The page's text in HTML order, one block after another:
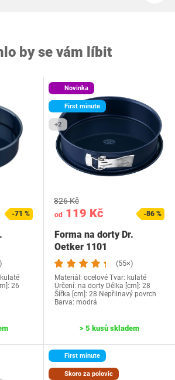
by se vám líbit
-71 %
26
Novinka
First minute
+2
od 119 Kč
826 Kč
-86 %
Forma na dorty Dr.
Oetker 1101
(55×)
Materiál: ocelové Tvar: kulaté
Určení: na dorty Délka [cm]: 28
Šířka [cm]: 28 Nepřilnavý povrch
Barva: modrá
> 5 kusů skladem
First minute
Skoro za polovic